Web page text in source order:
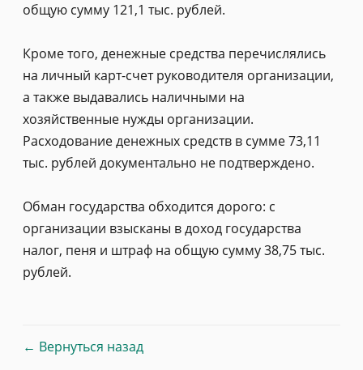
общую сумму 121,1 тыс. рублей.
Кроме того, денежные средства перечислялись
на личный карт-счет руководителя организации,
а также выдавались наличными на
хозяйственные нужды организации.
Расходование денежных средств в сумме 73,11
тыс. рублей документально не подтверждено.
Обман государства обходится дорого: с
организации взысканы в доход государства
налог, пеня и штраф на общую сумму 38,75 тыс.
рублей.
← Вернуться назад